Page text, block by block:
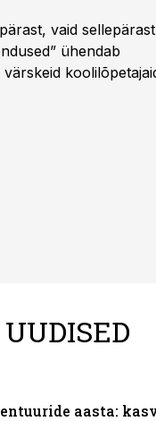
vaid
ühendab
aasta: